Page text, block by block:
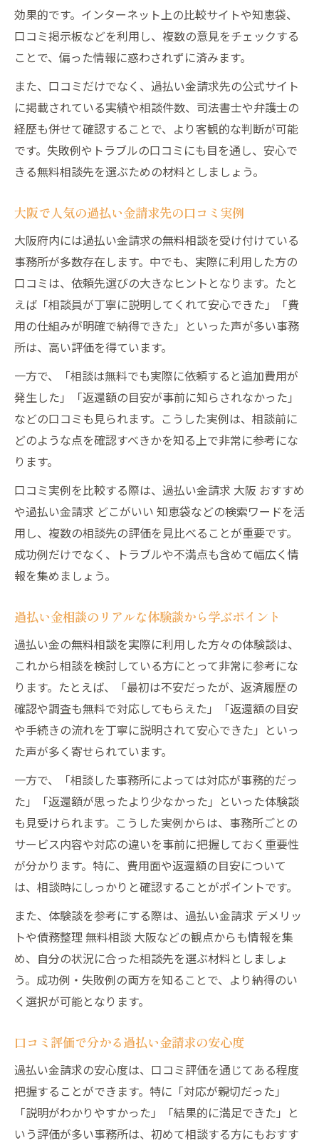
効果的です。インターネット上の比較サイトや知恵袋、
口コミ掲示板などを利用し、複数の意見をチェックする
ことで、偏った情報に惑わされずに済みます。
また、口コミだけでなく、過払い金請求先の公式サイト
に掲載されている実績や相談件数、司法書士や弁護士の
経歴も併せて確認することで、より客観的な判断が可能
です。失敗例やトラブルの口コミにも目を通し、安心で
きる無料相談先を選ぶための材料としましょう。
大阪で人気の過払い金請求先の口コミ実例
大阪府内には過払い金請求の無料相談を受け付けている
事務所が多数存在します。中でも、実際に利用した方の
口コミは、依頼先選びの大きなヒントとなります。たと
えば「相談員が丁寧に説明してくれて安心できた」「費
用の仕組みが明確で納得できた」といった声が多い事務
所は、高い評価を得ています。
一方で、「相談は無料でも実際に依頼すると追加費用が
発生した」「返還額の目安が事前に知らされなかった」
などの口コミも見られます。こうした実例は、相談前に
どのような点を確認すべきかを知る上で非常に参考にな
ります。
口コミ実例を比較する際は、過払い金請求 大阪 おすすめ
や過払い金請求 どこがいい 知恵袋などの検索ワードを活
用し、複数の相談先の評価を見比べることが重要です。
成功例だけでなく、トラブルや不満点も含めて幅広く情
報を集めましょう。
過払い金相談のリアルな体験談から学ぶポイント
過払い金の無料相談を実際に利用した方々の体験談は、
これから相談を検討している方にとって非常に参考にな
ります。たとえば、「最初は不安だったが、返済履歴の
確認や調査も無料で対応してもらえた」「返還額の目安
や手続きの流れを丁寧に説明されて安心できた」といっ
た声が多く寄せられています。
一方で、「相談した事務所によっては対応が事務的だっ
た」「返還額が思ったより少なかった」といった体験談
も見受けられます。こうした実例からは、事務所ごとの
サービス内容や対応の違いを事前に把握しておく重要性
が分かります。特に、費用面や返還額の目安について
は、相談時にしっかりと確認することがポイントです。
また、体験談を参考にする際は、過払い金請求 デメリッ
トや債務整理 無料相談 大阪などの観点からも情報を集
め、自分の状況に合った相談先を選ぶ材料としましょ
う。成功例・失敗例の両方を知ることで、より納得のい
く選択が可能となります。
口コミ評価で分かる過払い金請求の安心度
過払い金請求の安心度は、口コミ評価を通じてある程度
把握することができます。特に「対応が親切だった」
「説明がわかりやすかった」「結果的に満足できた」と
いう評価が多い事務所は、初めて相談する方にもおすす